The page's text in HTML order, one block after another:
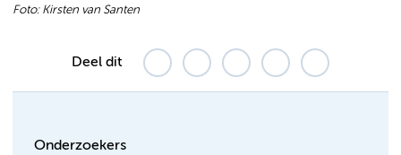
Foto: Kirsten van Santen
Deel dit
Onderzoekers